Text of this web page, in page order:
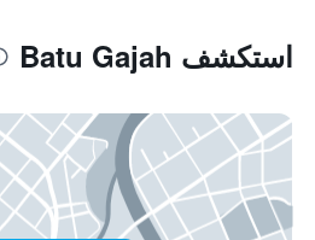
استكشف Batu Gajah